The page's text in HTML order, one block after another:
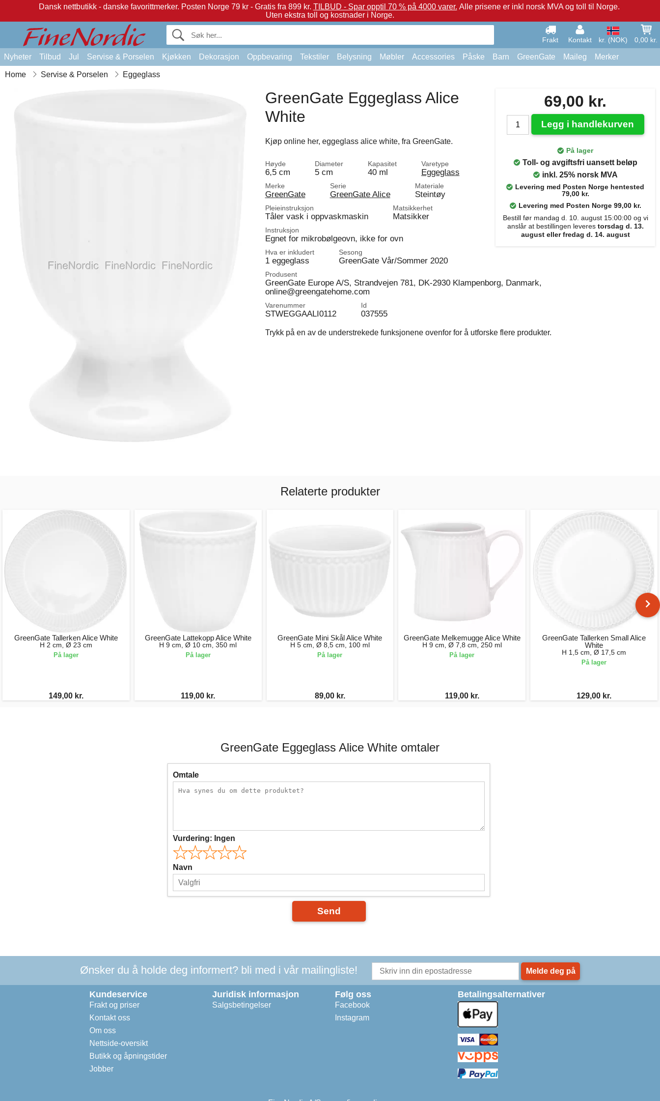
Dansk nettbutikk - danske favorittmerker. Posten Norge 79 kr - Gratis fra 899 kr. TILBUD - Spar opptil 70 % på 4000 varer. Alle prisene er inkl norsk MVA og toll til Norge.
Uten ekstra toll og kostnader i Norge.
Frakt Kontakt kr. (NOK) 0,00 kr.
Nyheter Tilbud Jul Servise & Porselen Kjøkken Dekorasjon Oppbevaring Tekstiler Belysning Møbler Accessories Påske Barn GreenGate Maileg Merker
Home Servise & Porselen Eggeglass
69,00 kr.
Legg i handlekurven
På lager
Toll- og avgiftsfri uansett beløp
inkl. 25% norsk MVA
Levering med Posten Norge hentested
79,00 kr.
Levering med Posten Norge 99,00 kr.
Bestill før mandag d. 10. august 15:00:00 og vi
anslår at bestillingen leveres torsdag d. 13.
august eller fredag d. 14. august
GreenGate Eggeglass Alice
White
Kjøp online her, eggeglass alice white, fra GreenGate.
Høyde
6,5 cm
Diameter
5 cm
Kapasitet
40 ml
Varetype
Eggeglass
Merke
GreenGate
Serie
GreenGate Alice
Materiale
Steintøy
Pleieinstruksjon
Tåler vask i oppvaskmaskin
Matsikkerhet
Matsikker
Instruksjon
Egnet for mikrobølgeovn, ikke for ovn
Hva er inkludert
1 eggeglass
Sesong
GreenGate Vår/Sommer 2020
Produsent
GreenGate Europe A/S, Strandvejen 781, DK-2930 Klampenborg, Danmark,
online@greengatehome.com
Varenummer
STWEGGAALI0112
Id
037555
Trykk på en av de understrekede funksjonene ovenfor for å utforske flere produkter.
Relaterte produkter
GreenGate Tallerken Alice White
H 2 cm, Ø 23 cm
På lager
149,00 kr.
GreenGate Lattekopp Alice White
H 9 cm, Ø 10 cm, 350 ml
På lager
119,00 kr.
GreenGate Mini Skål Alice White
H 5 cm, Ø 8,5 cm, 100 ml
På lager
89,00 kr.
GreenGate Melkemugge Alice White
H 9 cm, Ø 7,8 cm, 250 ml
På lager
119,00 kr.
GreenGate Tallerken Small Alice
White
H 1,5 cm, Ø 17,5 cm
På lager
129,00 kr.
GreenGate Eggeglass Alice White omtaler
Omtale
Vurdering: Ingen
Navn
Send
Ønsker du å holde deg informert? bli med i vår mailingliste! Melde deg på
Kundeservice
Frakt og priser
Kontakt oss
Om oss
Nettside-oversikt
Butikk og åpningstider
Jobber
Juridisk informasjon
Salgsbetingelser
Følg oss
Facebook
Instagram
Betalingsalternativer